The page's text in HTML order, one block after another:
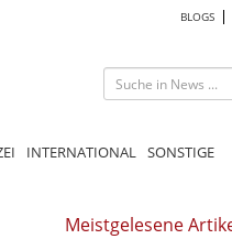
BLOGS
INTERNATIONAL SONSTIGE
Meistgelesene